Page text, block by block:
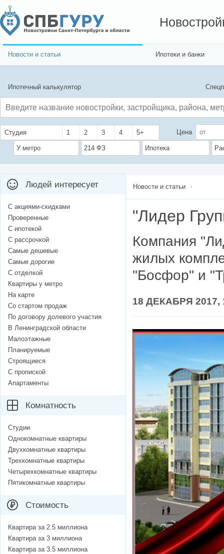
Новости и статьи Ипотеки и банки
Ипотечный калькулятор
Студия 1 2 3 4 5+ Цена
У метро 214 ФЗ Ипотека
Новости и статьи
"Лидер
Компания
жилых
"Босфор" и
18 ДЕКАБРЯ 2017,
Людей интересует
С акциями-скидками
Проверенные
С ипотекой
С рассрочкой
Самые дешевые
Самые дорогие
С отделкой
Квартиры у метро
На карте
Со стартом продаж
По договору долевого участия
В Ленинградской области
Малоэтажные
Планируемые
Строящиеся
С пропиской
Апартаменты
Комнатность
Студии
Однокомнатные квартиры
Двухкомнатные квартиры
Трехкомнатные квартиры
Четырехкомнатные квартиры
Пятикомнатные квартиры
Стоимость
Квартира за 2.5 миллиона
Квартира за 3 миллиона
Квартира за 3.5 миллиона